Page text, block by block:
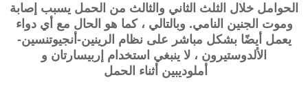
الحوامل خلال الثلث الثاني والثالث من الحمل يسبب إصابة
وموت الجنين النامي. وبالتالي ، كما هو الحال مع أي دواء
يعمل أيضًا بشكل مباشر على نظام الرينين-أنجيوتنسين-
الألدوستيرون ، لا ينبغي استخدام إربيسارتان و
أملوديبين أثناء الحمل